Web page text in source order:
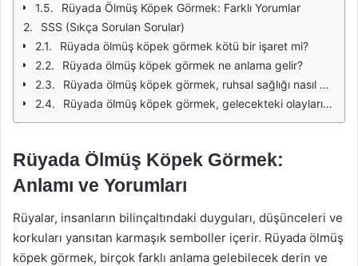
Rüyada Ölmüş Köpek Görmek: Farklı Yorumlar
SSS (Sıkça Sorulan Sorular)
Rüyada ölmüş köpek görmek kötü bir işaret mi?
Rüyada ölmüş köpek görmek ne anlama gelir?
Rüyada ölmüş köpek görmek, ruhsal sağlığı nasıl etkiler?
Rüyada ölmüş köpek görmek, gelecekteki olayları nasıl etkiler?
Rüyada Ölmüş Köpek Görmek:
Anlamı ve Yorumları
Rüyalar, insanların bilinçaltındaki duyguları, düşünceleri ve
korkuları yansıtan karmaşık semboller içerir. Rüyada ölmüş
köpek görmek, birçok farklı anlama gelebilecek derin ve